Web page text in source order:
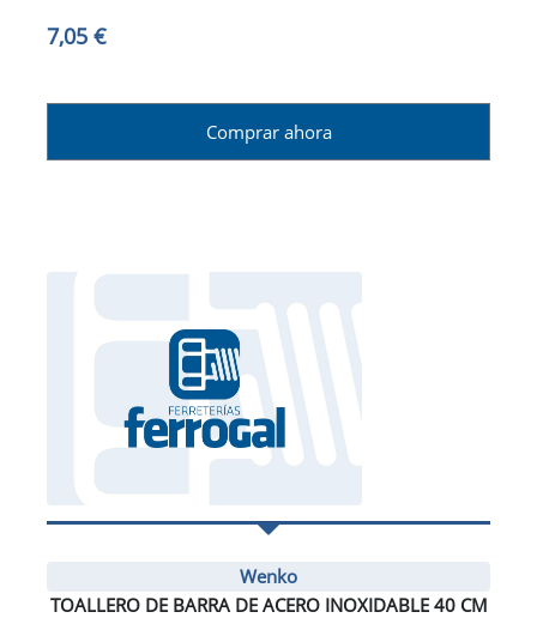
7,05 €
Comprar ahora
Wenko
TOALLERO DE BARRA DE ACERO INOXIDABLE 40 CM